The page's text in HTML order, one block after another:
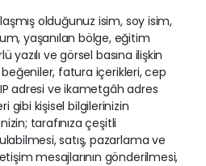
olduğunuz isim, soy isim,
yaşanılan bölge, eğitim
yazılı ve görsel basına ilişkin
beğeniler, fatura içerikleri, cep
adresi ve ikametgâh adres
gibi kişisel bilgilerinizin
tarafınıza çeşitli
satış, pazarlama ve
mesajlarının gönderilmesi,